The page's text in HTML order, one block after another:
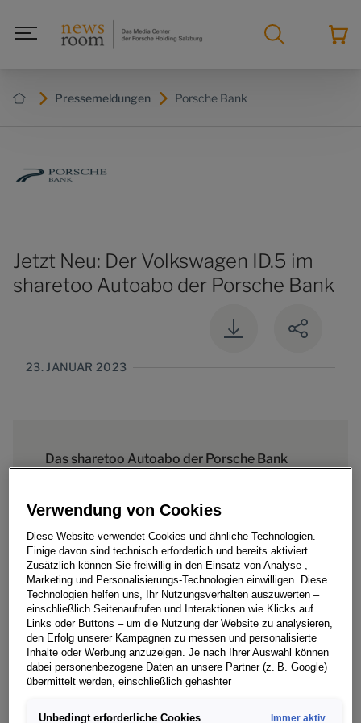
Pressemeldungen Porsche Bank
Jetzt Neu: Der Volkswagen ID.5 im
sharetoo Autoabo der Porsche Bank
23. JANUAR 2023
Das sharetoo Autoabo der Porsche Bank
auch eine vielfältige Auswahl der führenden
Automarken Österreichs. Mit 48 Modellen
können die Kunden aus einer breiten
Produktpallette die für sie am besten
passende sharetoo Autoabo-Lösung wählen.
Ganz neu ab sofort mit an Bord: der
vollelektrische Volkswagen ID.5.
Verwendung von Cookies
Diese Website verwendet Cookies und ähnliche Technologien.
Einige davon sind technisch erforderlich und bereits aktiviert.
Zusätzlich können Sie freiwillig in den Einsatz von Analyse ,
Marketing und Personalisierungs-Technologien einwilligen. Diese
Technologien helfen uns, Ihr Nutzungsverhalten auszuwerten –
einschließlich Seitenaufrufen und Interaktionen wie Klicks auf
Links oder Buttons – um die Nutzung der Website zu analysieren,
den Erfolg unserer Kampagnen zu messen und personalisierte
Inhalte oder Werbung anzuzeigen. Je nach Ihrer Auswahl können
dabei personenbezogene Daten an unsere Partner (z. B. Google)
übermittelt werden, einschließlich gehashter
(z. B. E Mail Adresse oder Telefonnummer).
Unbedingt erforderliche Cookies Immer aktiv